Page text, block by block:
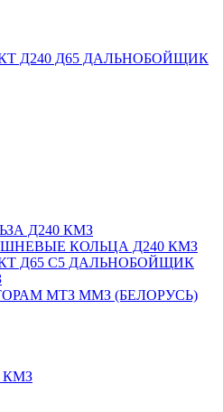
Д240 Д65 ДАЛЬНОБОЙЩИК
Д240 КМЗ
КОЛЬЦА Д240 КМЗ
Д65 С5 ДАЛЬНОБОЙЩИК
МТЗ ММЗ (БЕЛОРУСЬ)